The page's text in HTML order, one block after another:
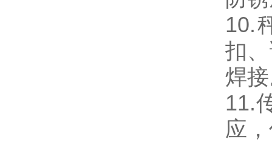
10.
扣
焊
11.
应